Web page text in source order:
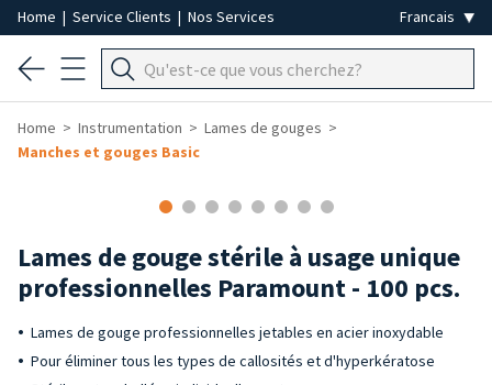
Home | Service Clients | Nos Services
Home Instrumentation
Lames de gouges
Manches et gouges Basic
Lames de gouge stérile à usage unique
professionnelles Paramount - 100 pcs.
Lames de gouge professionnelles jetables en acier inoxydable
Pour éliminer tous les types de callosités et d'hyperkératose